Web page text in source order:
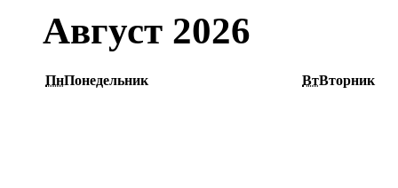
Август 2026
ПнПонедельник ВтВторник